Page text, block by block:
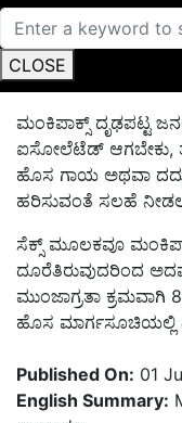
CLOSE
ಮಂಕಿಪಾಕ್ಸ್ ದೃಢಪಟ್ಟ
ಐಸೋಲೆಟೆಡ್ ಆಗಬೇಕು,
ಹೊಸ ಗಾಯ ಅಥವಾ
ಹರಿಸುವಂತೆ ಸಲಹೆ
ಸೆಕ್ಸ್ ಮೂಲಕವೂ
ದೂರೆತಿರುವುದರಿಂದ
ಮುಂಜಾಗ್ರತಾ
ಹೊಸ ಮಾರ್ಗಸೂಚಿಯಲ್ಲಿ
Published On: 01
English Summary: